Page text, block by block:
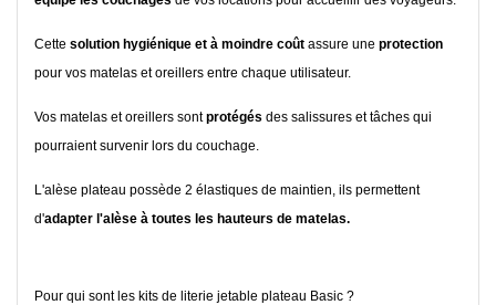
Cette solution hygiénique et à moindre coût assure une protection
pour vos matelas et oreillers entre chaque utilisateur.
Vos matelas et oreillers sontprotégés des salissures et tâches qui
pourraient survenir lors du couchage.
L'alèse plateau possède 2 élastiques de maintien, ils permettent
d'adapter l'alèse à toutes les hauteurs de matelas.
Pour qui sont les kits de literie jetable plateau Basic ?